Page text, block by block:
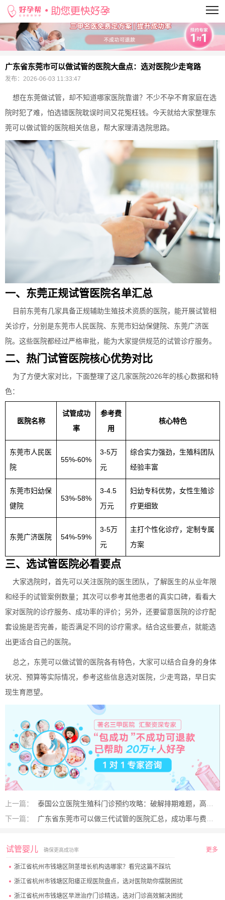
当前位置：
广东省东莞市可以做试管的医院大盘点：选对医院少走弯路
发布： 2026-06-03 11:33:47
想在东莞做试管，却不知道哪家医院靠谱？不少不孕不育家庭在选
院时犯了难，怕选错医院耽误时间又花冤枉钱。今天就给大家整理东
莞可以做试管的医院相关信息，帮大家理清选院思路。
一、东莞正规试管医院名单汇总
目前东莞有几家具备正规辅助生殖技术资质的医院，能开展试管相
关诊疗，分别是东莞市人民医院、东莞市妇幼保健院、东莞广济医
院。这些医院都经过严格审批，能为大家提供规范的试管诊疗服务。
二、热门试管医院核心优势对比
为了方便大家对比，下面整理了这几家医院2026年的核心数据和特
色：
医院名称
试管成功
率
参考费
用
核心特色
东莞市人民医
院
55%-60%
3-5万
元
综合实力强劲，生殖科团队
经验丰富
东莞市妇幼保
健院
53%-58%
3-4.5
万元
妇幼专科优势，女性生殖诊
疗更细致
东莞广济医院 54%-59%
3-5万
元
主打个性化诊疗，定制专属
方案
三、选试管医院必看要点
大家选院时，首先可以关注医院的医生团队，了解医生的从业年限
和经手的试管案例数量；其次可以参考其他患者的真实口碑，看看大
家对医院的诊疗服务、成功率的评价；另外，还要留意医院的诊疗配
套设施是否完善，能否满足不同的诊疗需求。结合这些要点，就能选
出更适合自己的医院。
总之，东莞可以做试管的医院各有特色，大家可以结合自身的身体
状况、预算等实际情况，参考这些信息选对医院，少走弯路，早日实
现生育愿望。
上一篇：
泰国公立医院生殖科门诊预约攻略：破解排期难题，高效预约就诊
下一篇：
广东省东莞市可以做三代试管的医院汇总，成功率与费用一目了然
试管婴儿 确保更高成功率 更多
浙江省杭州市钱塘区阴茎增长机构选哪家？看完这篇不踩坑
浙江省杭州市钱塘区阳痿正规医院盘点，选对医院助你摆脱困扰
浙江省杭州市钱塘区早泄治疗门诊精选，选对门诊高效解决困扰